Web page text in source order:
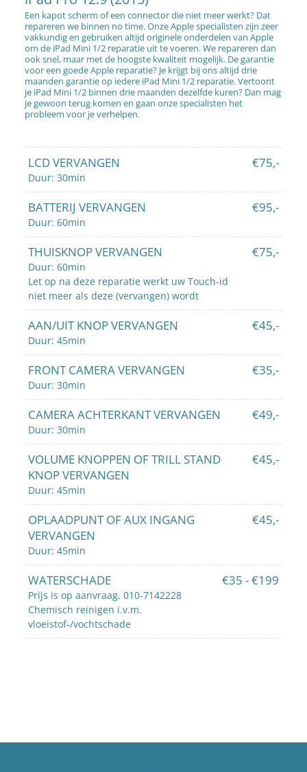
Een kapot scherm of een connector die niet meer werkt? Dat
repareren we binnen no time. Onze Apple specialisten zijn zeer
vakkundig en gebruiken altijd originele onderdelen van Apple
om de iPad Mini 1/2 reparatie uit te voeren. We repareren dan
ook snel, maar met de hoogste kwaliteit mogelijk. De garantie
voor een goede Apple reparatie? Je krijgt bij ons altijd drie
maanden garantie op iedere iPad Mini 1/2 reparatie. Vertoont
je iPad Mini 1/2 binnen drie maanden dezelfde kuren? Dan mag
je gewoon terug komen en gaan onze specialisten het
probleem voor je verhelpen.
LCD VERVANGEN €75,-
Duur: 30min
BATTERIJ VERVANGEN €95,-
Duur: 60min
THUISKNOP VERVANGEN €75,-
Duur: 60min
Let op na deze reparatie werkt uw Touch-id
niet meer als deze (vervangen) wordt
AAN/UIT KNOP VERVANGEN €45,-
Duur: 45min
FRONT CAMERA VERVANGEN €35,-
Duur: 30min
CAMERA ACHTERKANT VERVANGEN €49,-
Duur: 30min
VOLUME KNOPPEN OF TRILL STAND
KNOP VERVANGEN
€45,-
Duur: 45min
OPLAADPUNT OF AUX INGANG
VERVANGEN
€45,-
Duur: 45min
WATERSCHADE €35 - €199
Prijs is op aanvraag. 010-7142228
Chemisch reinigen i.v.m.
vloeistof-/vochtschade